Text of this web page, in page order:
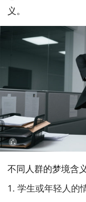
义。
不同人群的梦境含义
1. 学生或年轻人的